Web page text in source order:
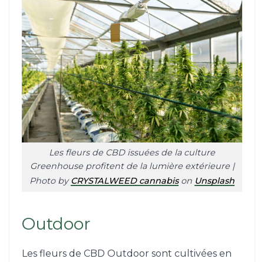
Les fleurs de CBD issuées de la culture
Greenhouse profitent de la lumière extérieure |
Photo byCRYSTALWEED cannabison Unsplash
Outdoor
Les fleurs de CBD Outdoor sont cultivées en